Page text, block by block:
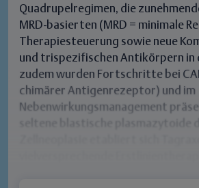
Quadrupelregimen, die
MRD-basierten (MRD = minimale
Therapiesteuerung sowie neue
und trispezifischen Antikörpern in
zudem wurden Fortschritte bei
chimärer Antigenrezeptor) und im
Nebenwirkungsmanagement